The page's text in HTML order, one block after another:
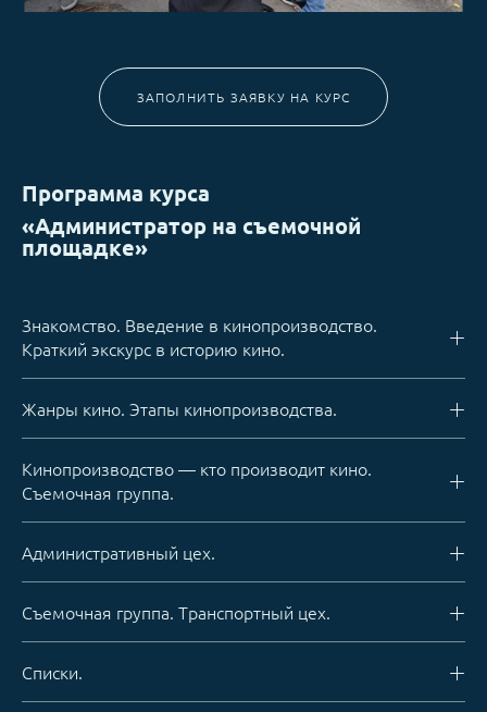
ЗАПОЛНИТЬ ЗАЯВКУ НА КУРС
Программа курса
«Администратор на съемочной
площадке»
Знакомство. Введение в кинопроизводство.
Краткий экскурс в историю кино.
Жанры кино. Этапы кинопроизводства.
Кинопроизводство — кто производит кино.
Съемочная группа.
Административный цех.
Съемочная группа. Транспортный цех.
Списки.